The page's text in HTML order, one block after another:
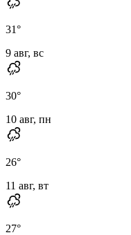
31°
9 авг, вс
30°
10 авг, пн
26°
11 авг, вт
27°